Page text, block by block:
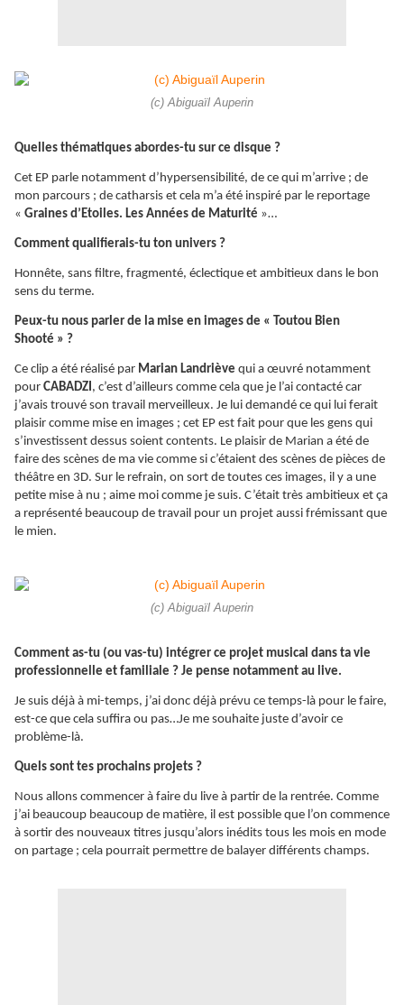
(c) Abiguaïl Auperin
Quelles thématiques abordes-tu sur ce disque ?
Cet EP parle notamment d’hypersensibilité, de ce qui m’arrive ; de
mon parcours ; de catharsis et cela m’a été inspiré par le reportage
« Graines d’Etoiles. Les Années de Maturité »…
Comment qualifierais-tu ton univers ?
Honnête, sans filtre, fragmenté, éclectique et ambitieux dans le bon
sens du terme.
Peux-tu nous parler de la mise en images de « Toutou Bien
Shooté » ?
Ce clip a été réalisé par Marian Landriève qui a œuvré notamment
pour CABADZI, c’est d’ailleurs comme cela que je l’ai contacté car
j’avais trouvé son travail merveilleux. Je lui demandé ce qui lui ferait
plaisir comme mise en images ; cet EP est fait pour que les gens qui
s’investissent dessus soient contents. Le plaisir de Marian a été de
faire des scènes de ma vie comme si c’étaient des scènes de pièces de
théâtre en 3D. Sur le refrain, on sort de toutes ces images, il y a une
petite mise à nu ; aime moi comme je suis. C’était très ambitieux et ça
a représenté beaucoup de travail pour un projet aussi frémissant que
le mien.
(c) Abiguaïl Auperin
Comment as-tu (ou vas-tu) intégrer ce projet musical dans ta vie
professionnelle et familiale ? Je pense notamment au live.
Je suis déjà à mi-temps, j’ai donc déjà prévu ce temps-là pour le faire,
est-ce que cela suffira ou pas…Je me souhaite juste d’avoir ce
problème-là.
Quels sont tes prochains projets ?
Nous allons commencer à faire du live à partir de la rentrée. Comme
j’ai beaucoup beaucoup de matière, il est possible que l’on commence
à sortir des nouveaux titres jusqu’alors inédits tous les mois en mode
on partage ; cela pourrait permettre de balayer différents champs.